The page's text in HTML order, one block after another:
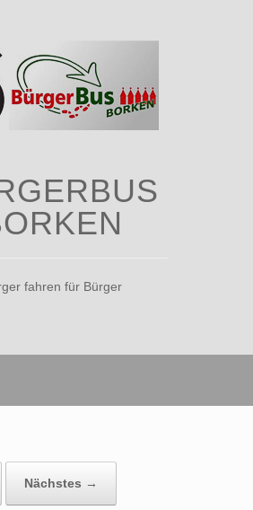
fahren für Bürger
Nächstes →